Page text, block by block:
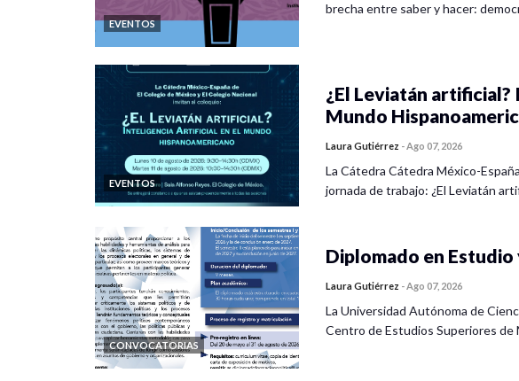
EVENTOS
brecha entre saber y hacer:
EVENTOS
¿El Leviatán
Mundo
Laura Gutiérrez -Ago 07, 2026
La Cátedra Cátedra México-
jornada de trabajo: ¿El Leviatán
CONVOCATORIAS
Diplomado en
Laura Gutiérrez -Ago 07, 2026
La Universidad Autónoma de
Centro de Estudios Superiores